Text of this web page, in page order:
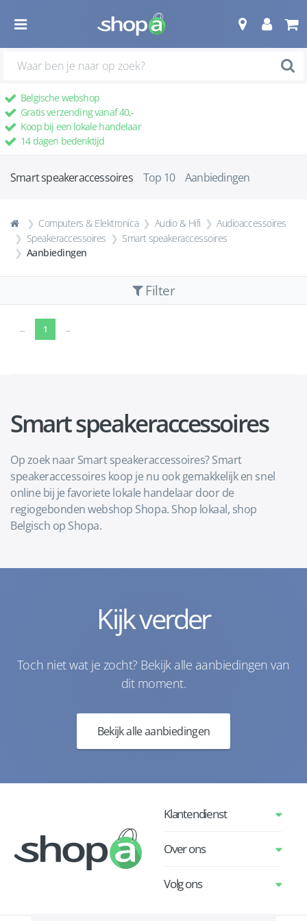
Belgische webshop
Gratis verzending vanaf 40,-
Koop bij een lokale handelaar
14 dagen bedenktijd
Smart speakeraccessoires Top 10 Aanbiedingen
Computers & Elektronica Audio & Hifi
Audioaccessoires
Speakeraccessoires
Smart speakeraccessoires
Aanbiedingen
Filter
← 1 (current)
→
Smart speakeraccessoires
Op zoek naar Smart speakeraccessoires? Smart
speakeraccessoires koop je nu ook gemakkelijk en snel
online bij je favoriete lokale handelaar door de
regiogebonden webshop Shopa. Shop lokaal, shop
Belgisch op Shopa.
Kijk verder
Toch niet wat je zocht? Bekijk alle aanbiedingen van
dit moment.
Bekijk alle aanbiedingen
Klantendienst
Over ons
Volg ons